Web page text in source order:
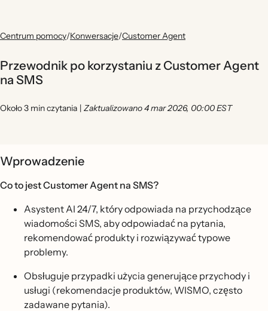
Centrum pomocy/Konwersacje/Customer Agent
Przewodnik po korzystaniu z Customer Agent
na SMS
Około 3 min czytania | Zaktualizowano 4 mar 2026, 00:00 EST
Wprowadzenie
Co to jest Customer Agent na SMS?
Asystent AI 24/7, który odpowiada na przychodzące
wiadomości SMS, aby odpowiadać na pytania,
rekomendować produkty i rozwiązywać typowe
problemy.
Obsługuje przypadki użycia generujące przychody i
usługi (rekomendacje produktów, WISMO, często
zadawane pytania).